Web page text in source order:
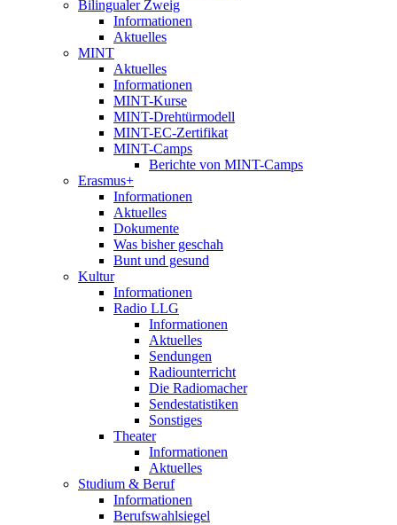
Bilingualer Zweig
Informationen
Aktuelles
MINT
Aktuelles
Informationen
MINT-Kurse
MINT-Drehtürmodell
MINT-EC-Zertifikat
MINT-Camps
Berichte von MINT-Camps
Erasmus+
Informationen
Aktuelles
Dokumente
Was bisher geschah
Bunt und gesund
Kultur
Informationen
Radio LLG
Informationen
Aktuelles
Sendungen
Radiounterricht
Die Radiomacher
Sendestatistiken
Sonstiges
Theater
Informationen
Aktuelles
Studium & Beruf
Informationen
Berufswahlsiegel